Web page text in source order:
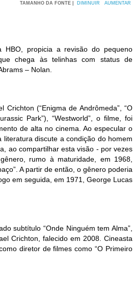
TAMANHO DA FONTE | DIMINUIR AUMENTAR
HBO, propicia a revisão do pequeno
chega às telinhas com status de
– Nolan.
(“Enigma de Andrômeda”, “O
Park”), “Westworld”, o filme, foi
de alta no cinema. Ao especular o
discute a condição do homem
ao compartilhar esta visão - por vezes
rumo à maturidade, em 1968,
A partir de então, o gênero poderia
em seguida, em 1971, George Lucas
subtítulo “Onde Ninguém tem Alma”,
Crichton, falecido em 2008. Cineasta
diretor de filmes como “O Primeiro